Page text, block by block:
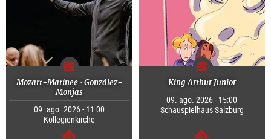
Mozart-Matinee · González-
Monjas
09. ago. 2026 - 11:00
Kollegienkirche
King Arthur Junior
09. ago. 2026 - 15:00
Schauspielhaus Salzburg